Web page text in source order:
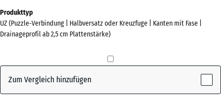
Farben?
Farbpalette
Ziegelrot(active)
Abmessungen
für
den
x
540
Produkttyp
UZ (Puzzle-Verbindung | Halbversatz oder Kreuzfuge | Kanten mit Fase |
Drainageprofil ab 2,5 cm Plattenstärke)
Zum Vergleich hinzufügen